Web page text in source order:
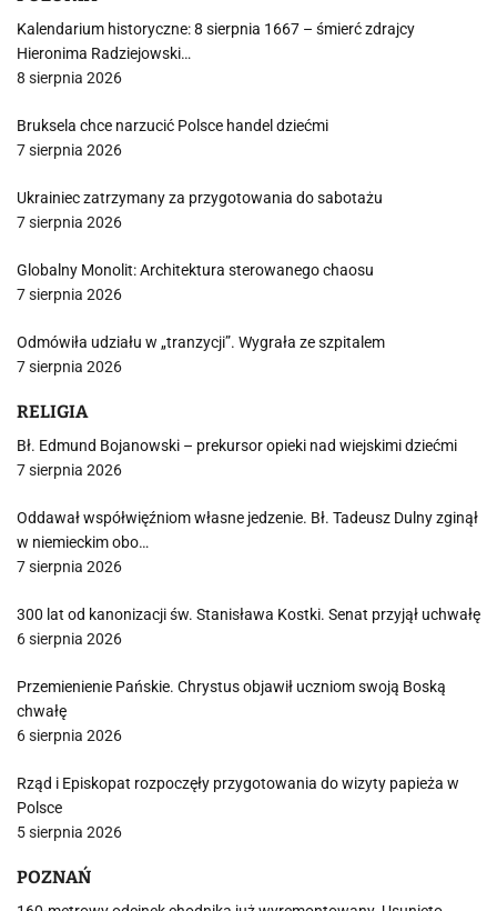
Kalendarium historyczne: 8 sierpnia 1667 – śmierć zdrajcy
Hieronima Radziejowski…
8 sierpnia 2026
Bruksela chce narzucić Polsce handel dziećmi
7 sierpnia 2026
Ukrainiec zatrzymany za przygotowania do sabotażu
7 sierpnia 2026
Globalny Monolit: Architektura sterowanego chaosu
7 sierpnia 2026
Odmówiła udziału w „tranzycji”. Wygrała ze szpitalem
7 sierpnia 2026
RELIGIA
Bł. Edmund Bojanowski – prekursor opieki nad wiejskimi dziećmi
7 sierpnia 2026
Oddawał współwięźniom własne jedzenie. Bł. Tadeusz Dulny zginął
w niemieckim obo…
7 sierpnia 2026
300 lat od kanonizacji św. Stanisława Kostki. Senat przyjął uchwałę
6 sierpnia 2026
Przemienienie Pańskie. Chrystus objawił uczniom swoją Boską
chwałę
6 sierpnia 2026
Rząd i Episkopat rozpoczęły przygotowania do wizyty papieża w
Polsce
5 sierpnia 2026
POZNAŃ